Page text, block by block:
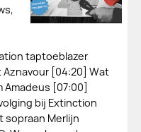
taptoeblazer
[04:20] Wat
Amadeus [07:00]
bij Extinction
sopraan Merlijn